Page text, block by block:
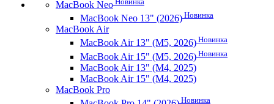
MacBook Neo
MacBook Neo 13" (2026) Новинка
MacBook Air
MacBook Air 13" (M5, 2026) Новинка
MacBook Air 15" (M5, 2026) Новинка
MacBook Air 13" (M4, 2025)
MacBook Air 15" (M4, 2025)
MacBook Pro
Новинка